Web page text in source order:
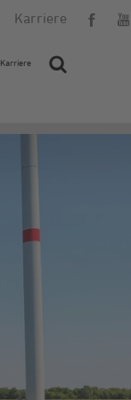
Karriere
Karriere